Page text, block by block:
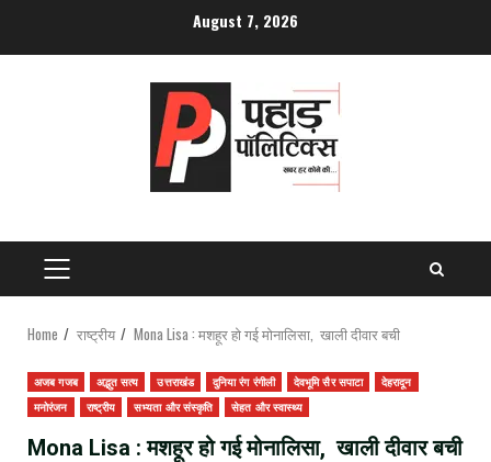
August 7, 2026
PRIMARY
MENU
Home राष्ट्रीय Mona Lisa : मशहूर हो गई मोनालिसा, खाली दीवार बची
अजब गजब अद्भुत सत्य उत्तराखंड दुनिया रंग रंगीली देवभूमि सैर सपाटा
देहरादून
मनोरंजन
राष्ट्रीय सभ्यता और संस्कृति सेहत और स्वास्थ्य
Mona Lisa : मशहूर हो गई मोनालिसा, खाली दीवार बची